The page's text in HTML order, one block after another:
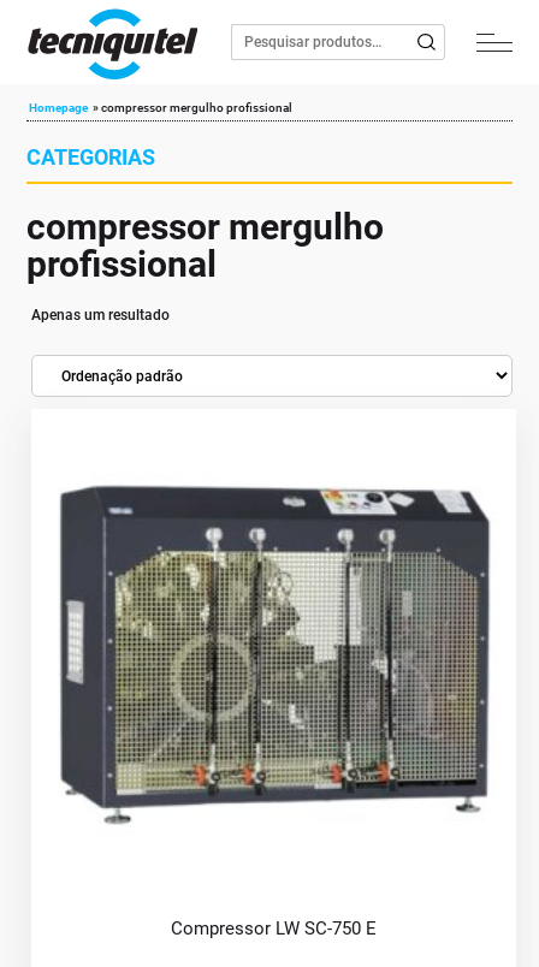
Homepage »compressor mergulho profissional
CATEGORIAS
compressor mergulho
profissional
Apenas um resultado
Compressor LW SC-750 E